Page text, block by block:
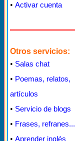
• Activar cuenta
Otros servicios:
• Salas chat
• Poemas, relatos,
artículos
• Servicio de blogs
• Frases, refranes...
• Aprender inglés